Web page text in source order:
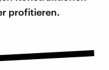
profitieren.